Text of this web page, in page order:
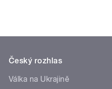
Český rozhlas
Válka na Ukrajině